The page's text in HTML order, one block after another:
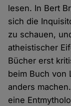
lesen. In Bert
sich die
zu schauen,
atheistischer
Bücher erst
beim Buch von
anders
eine